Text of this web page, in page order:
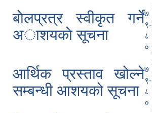
बाेलप्रत्र स्वीकृत गर्ने
अाशयकाे सूचना
७
९-
८
०
आर्थिक प्रस्ताव खोल्ने
सम्बन्धी आशयको सूचना
७
९-
८
०